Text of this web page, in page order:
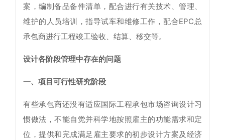
案，编制备品备件清单，配合进行有关技术、管理、
维护的人员培训，指导试车和维修工作，配合EPC总
承包商进行工程竣工验收、结算、移交等。
设计各阶段管理中存在的问题
一、项目可行性研究阶段
有些承包商还没有适应国际工程承包市场咨询设计习
惯做法，不能自觉并科学地按照雇主的功能需求和定
位，提供和完成满足雇主要求的初步设计方案及经济